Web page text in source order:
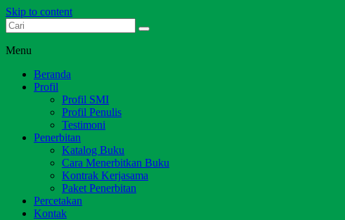
Skip to content
Dari Jambi untuk Indonesia
Menu
Beranda
Profil
Profil SMI
Profil Penulis
Testimoni
Penerbitan
Katalog Buku
Cara Menerbitkan Buku
Kontrak Kerjasama
Paket Penerbitan
Percetakan
Kontak